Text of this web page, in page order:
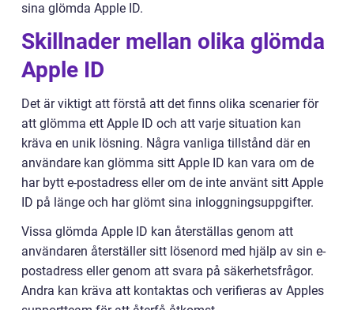
sina glömda Apple ID.
Skillnader mellan olika glömda
Apple ID
Det är viktigt att förstå att det finns olika scenarier för
att glömma ett Apple ID och att varje situation kan
kräva en unik lösning. Några vanliga tillstånd där en
användare kan glömma sitt Apple ID kan vara om de
har bytt e-postadress eller om de inte använt sitt Apple
ID på länge och har glömt sina inloggningsuppgifter.
Vissa glömda Apple ID kan återställas genom att
användaren återställer sitt lösenord med hjälp av sin e-
postadress eller genom att svara på säkerhetsfrågor.
Andra kan kräva att kontaktas och verifieras av Apples